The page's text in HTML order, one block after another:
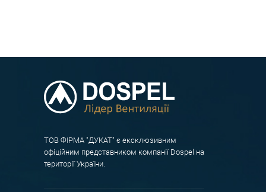
ТОВ ФІРМА "ДУКАТ" є ексклюзивним
офіційним представником компанії Dospel на
території України.